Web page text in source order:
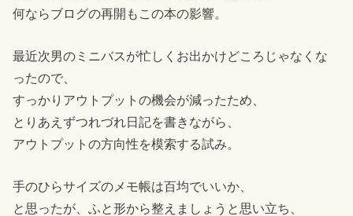
何ならブログの再開もこの本の影響。
最近次男のミニバスが忙しくお出かけどころじゃなくな
ったので、
すっかりアウトプットの機会が減ったため、
とりあえずつれづれ日記を書きながら、
アウトプットの方向性を模索する試み。
手のひらサイズのメモ帳は百均でいいか、
と思ったが、ふと形から整えましょうと思い立ち、